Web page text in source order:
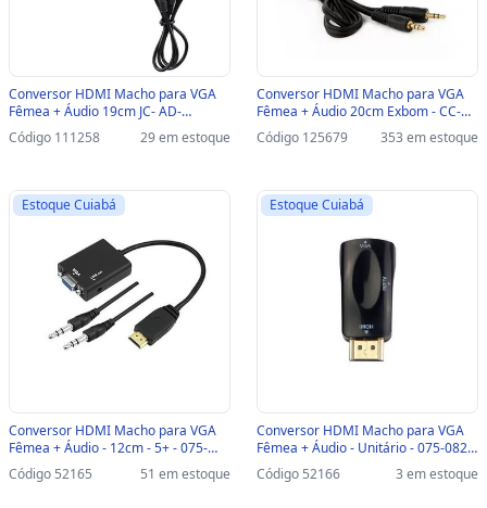
Conversor HDMI Macho para VGA
Fêmea + Áudio 19cm JC- AD-
HM/VGA F3 - 121 - 121
Código 111258 29 em estoque
Conversor HDMI Macho para VGA
Fêmea + Áudio 20cm Exbom - CC-
HVA60 - 3140 - CC-HVA60 - 3140
Código 125679 353 em estoque
Estoque Cuiabá
Conversor HDMI Macho para VGA
Fêmea + Áudio - 12cm - 5+ - 075-
0823 - 075-0823
Código 52165 51 em estoque
Estoque Cuiabá
Conversor HDMI Macho para VGA
Fêmea + Áudio - Unitário - 075-0822
- 075-0822
Código 52166 3 em estoque